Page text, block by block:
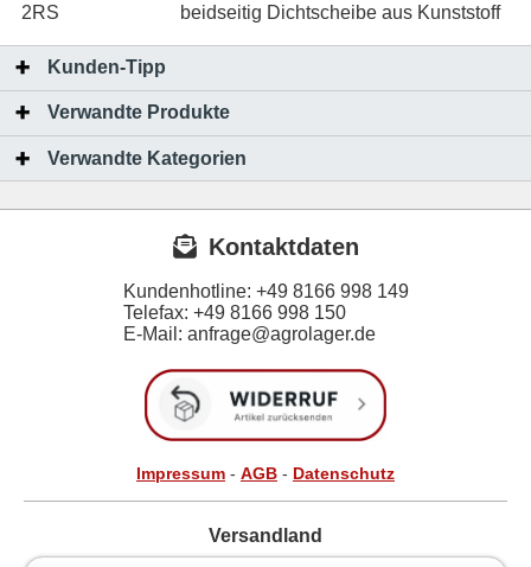
2RS
beidseitig Dichtscheibe aus Kunststoff
Kunden-Tipp
Verwandte Produkte
Verwandte Kategorien
Kontaktdaten
Kundenhotline: +49 8166 998 149
Telefax: +49 8166 998 150
E-Mail: anfrage@agrolager.de
Impressum - AGB - Datenschutz
Versandland